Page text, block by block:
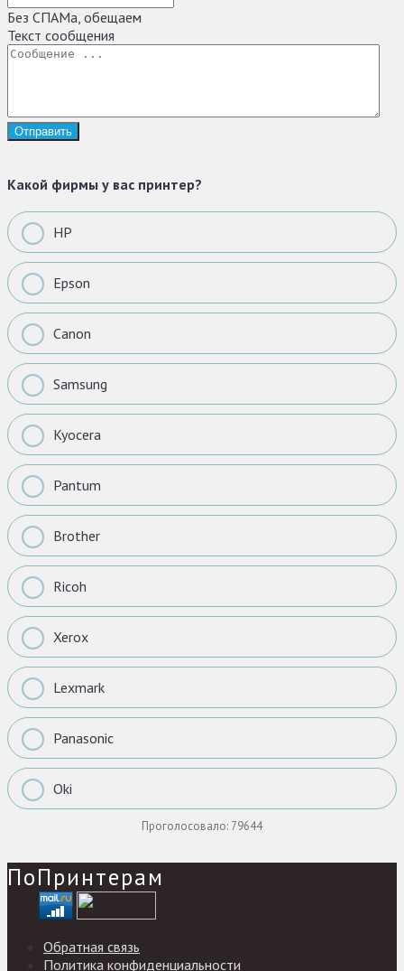
Без СПАМа, обещаем
Текст сообщения
Какой фирмы у вас принтер?
HP
Epson
Canon
Samsung
Kyocera
Pantum
Brother
Ricoh
Xerox
Lexmark
Panasonic
Oki
Проголосовало: 79644
ПоПринтерам
Обратная связь
Политика конфиденциальности